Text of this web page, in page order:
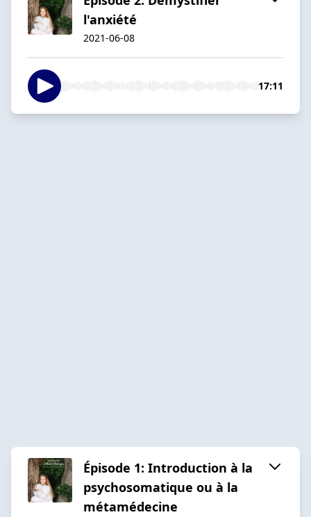
l'anxiété
2021-06-08
17:11
Épisode 1: Introduction à la
psychosomatique ou à la
métamédecine